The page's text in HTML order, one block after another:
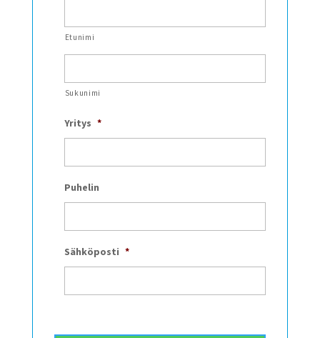
Etunimi
Sukunimi
Yritys *
Puhelin
Sähköposti *